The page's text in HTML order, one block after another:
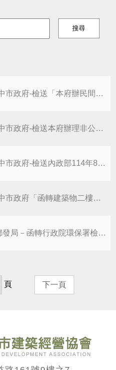
1150717臺中市政府-檢送「本府辦民間工程運送營建剩餘土石至臺中港之相關推薦機制及回饋金基準公告」1份
1150715臺中市政府-檢送本府辦理非公共工程運送營建剩餘土石方至臺中港之相關申請書與流程圖公告1份
1141212臺中市政府-檢送內政部114年8月7日召開「研商在建工程工地主任因故離職卸除職務之處理方式」會議記錄1份
1121109臺中市政府「函轉建築物二樓以上樓層投影至地面層外牆中心線以外，且地面層無代替柱中心線，其建築面積及容積檢討一案。」
111-07-14都發局－函轉行政院環保署檢送「環境影響評估書件審查收費辦法」第6條及第2條附表發布令影本(含法規命令條文)、修正總說明及修正條文對照表1份
頁 下一頁